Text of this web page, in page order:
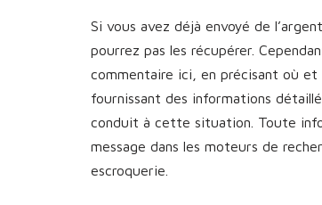
Si vous avez déjà envoyé de
pourrez pas les récupérer.
commentaire ici, en précisant où
fournissant des informations
conduit à cette situation. Toute
message dans les moteurs de
escroquerie.